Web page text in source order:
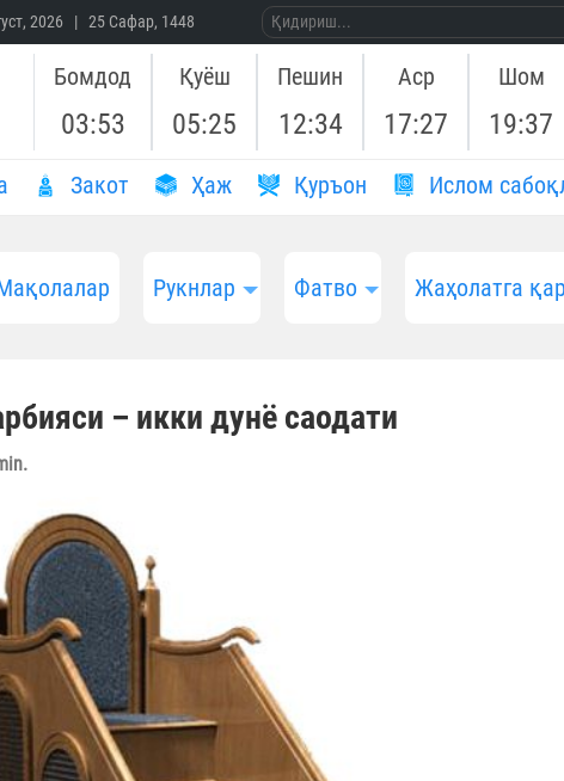
2026 | 25 Сафар, 1448
Бомдод
03:53
Қуёш
05:25
Пешин
12:34
Аср
17:27
Шом
19:37
Закот Ҳаж Қуръон Ислом
Рукнлар Фатво Жаҳолатга
– икки дунё саодати